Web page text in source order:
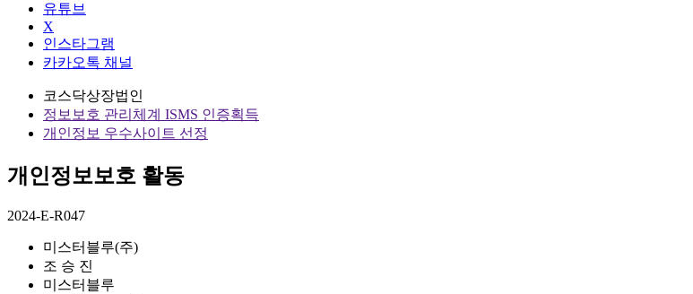
유튜브
X
인스타그램
카카오톡 채널
코스닥상장법인
정보보호 관리체계 ISMS 인증획득
개인정보 우수사이트 선정
개인정보보호 활동
2024-E-R047
미스터블루(주)
조 승 진
미스터블루